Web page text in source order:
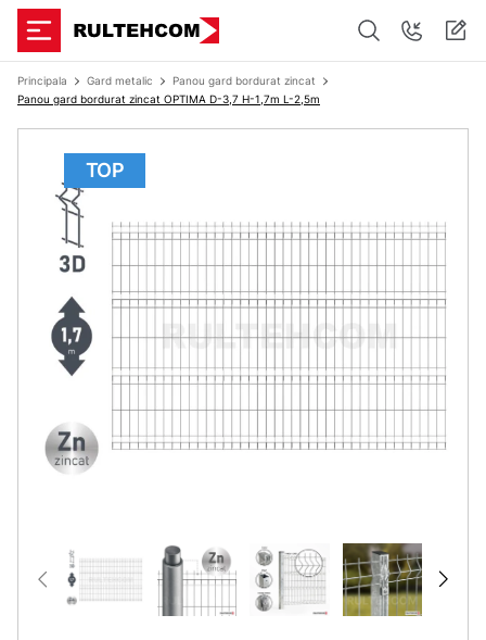
Principala Gard metalic
Panou gard bordurat zincat
Panou gard bordurat zincat OPTIMA D-3,7 H-1,7m L-2,5m
TOP